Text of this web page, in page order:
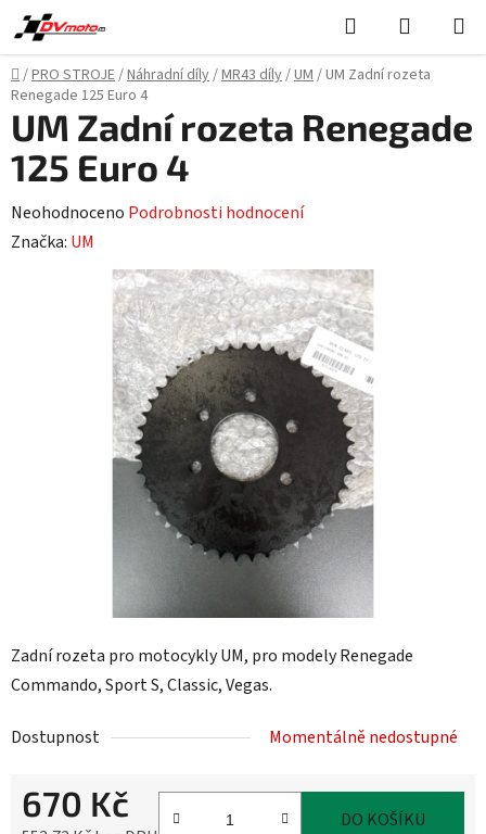
Přejít
na
obsah
Hledat
KOŠÍK
Domů
/PRO STROJE/Náhradní díly/MR43 díly/UM/UM Zadní rozeta
Renegade 125 Euro 4
Zadní rozeta pro motocykly UM, pro modely Renegade
Commando, Sport S, Classic, Vegas.
Dostupnost Momentálně nedostupné
670 Kč DO KOŠÍKU
UM Zadní rozeta Renegade
125 Euro 4
Průměrné
hodnocení
Neohodnoceno Podrobnosti hodnocení
Značka: UM